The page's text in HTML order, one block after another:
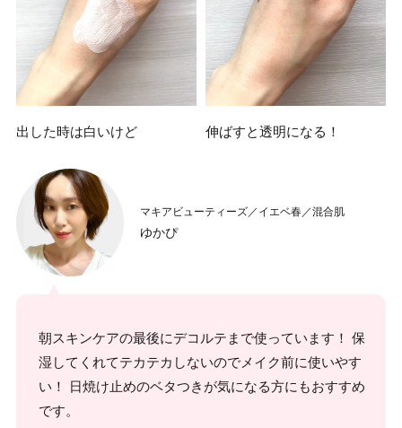
出した時は白いけど 伸ばすと透明になる！
マキアビューティーズ／イエベ春／混合肌
ゆかぴ
朝スキンケアの最後にデコルテまで使っています！ 保
湿してくれてテカテカしないのでメイク前に使いやす
い！ 日焼け止めのベタつきが気になる方にもおすすめ
です。